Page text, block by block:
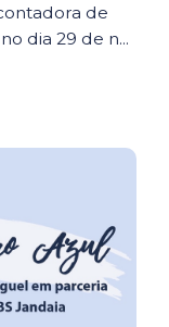
de
dia 29 de n...